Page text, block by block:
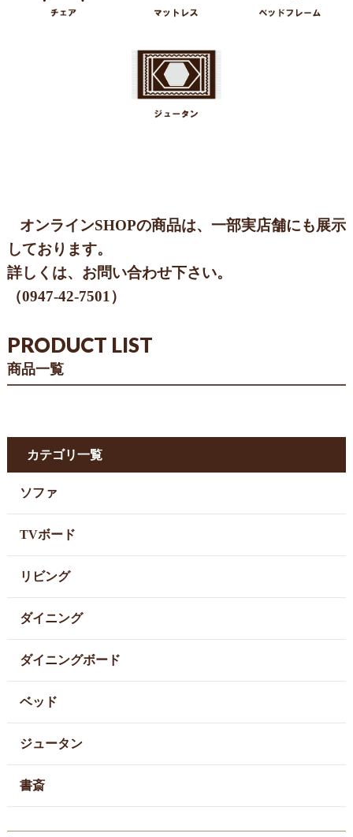
オンラインSHOPの商品は、一部実店舗にも展示
しております。
詳しくは、お問い合わせ下さい。
（0947-42-7501）
PRODUCT LIST
商品一覧
カテゴリ一覧
ソファ
TVボード
リビング
ダイニング
ダイニングボード
ベッド
ジュータン
書斎